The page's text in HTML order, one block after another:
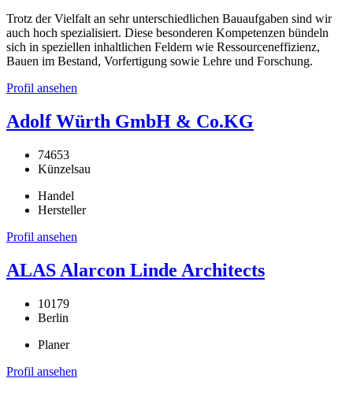
Trotz der Vielfalt an sehr unterschiedlichen Bauaufgaben sind wir
auch hoch spezialisiert. Diese besonderen Kompetenzen bündeln
sich in speziellen inhaltlichen Feldern wie Ressourceneffizienz,
Bauen im Bestand, Vorfertigung sowie Lehre und Forschung.
Profil ansehen
Adolf Würth GmbH & Co.KG
74653
Künzelsau
Handel
Hersteller
Profil ansehen
ALAS Alarcon Linde Architects
10179
Berlin
Planer
Profil ansehen